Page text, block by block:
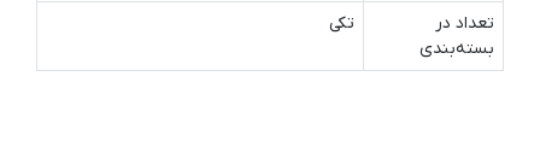
تعداد در
بسته‌بندی
تکی